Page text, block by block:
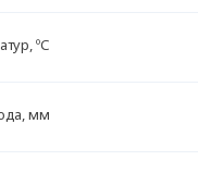
ºС
мм